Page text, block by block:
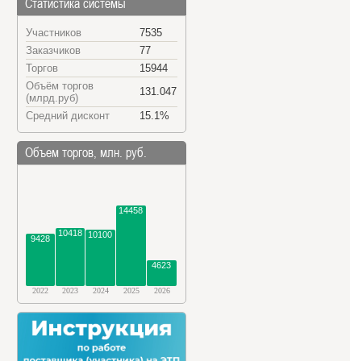
Статистика системы
Участников
7535
Заказчиков
77
Торгов
15944
Объём торгов
(млрд.руб)
131.047
Средний дисконт
15.1%
Объем торгов, млн. руб.
9428
10418 10100
14458
4623
2022 2023 2024 2025 2026